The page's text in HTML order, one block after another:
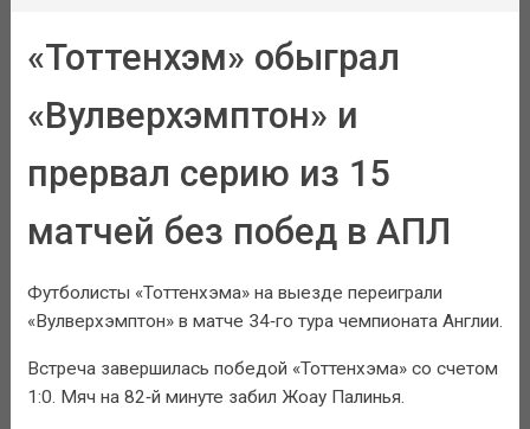
«Тоттенхэм» обыграл
«Вулверхэмптон» и
прервал серию из 15
матчей без побед в АПЛ
Футболисты «Тоттенхэма» на выезде переиграли
«Вулверхэмптон» в матче 34‑го тура чемпионата Англии.
Встреча завершилась победой «Тоттенхэма» со счетом
1:0. Мяч на 82‑й минуте забил Жоау Палинья.